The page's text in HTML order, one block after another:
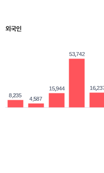
외국인
8,235
8,235
4,587
4,587
15,944
15,944
53,742
53,742